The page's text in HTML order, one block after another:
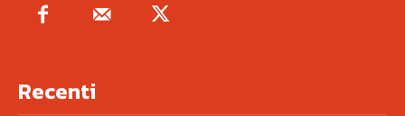
Recenti